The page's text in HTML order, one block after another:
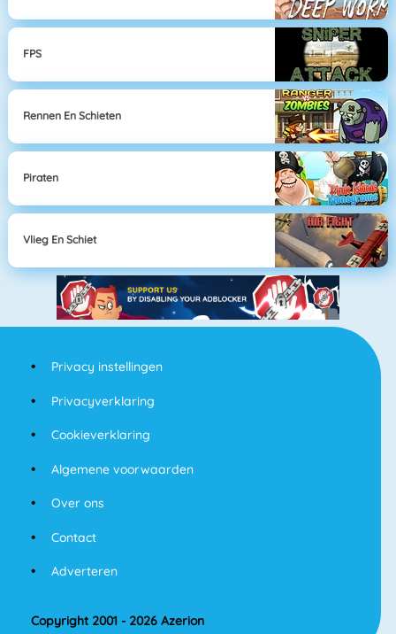
FPS
Rennen En Schieten
Piraten
Vlieg En Schiet
Privacy instellingen
Privacyverklaring
Cookieverklaring
Algemene voorwaarden
Over ons
Contact
Adverteren
Copyright 2001 - 2026 Azerion